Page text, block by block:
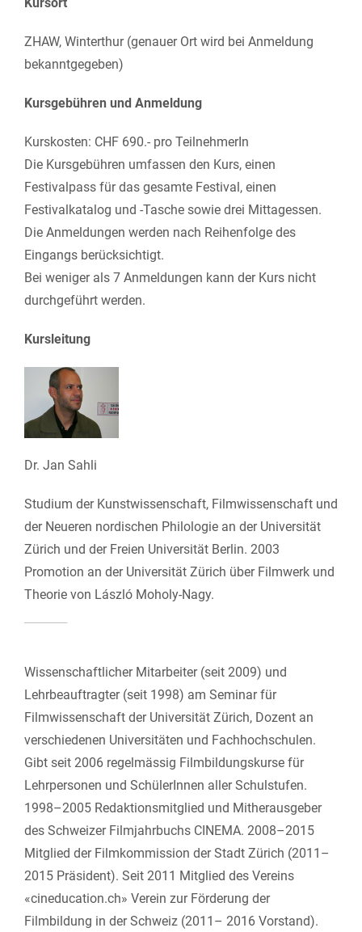
ZHAW, Winterthur (genauer Ort wird bei Anmeldung
bekanntgegeben)
Kursgebühren und Anmeldung
Kurskosten: CHF 690.- pro TeilnehmerIn
Die Kursgebühren umfassen den Kurs, einen
Festivalpass für das gesamte Festival, einen
Festivalkatalog und -Tasche sowie drei Mittagessen.
Die Anmeldungen werden nach Reihenfolge des
Eingangs berücksichtigt.
Bei weniger als 7 Anmeldungen kann der Kurs nicht
durchgeführt werden.
Kursleitung
Dr. Jan Sahli
Studium der Kunstwissenschaft, Filmwissenschaft und
der Neueren nordischen Philologie an der Universität
Zürich und der Freien Universität Berlin. 2003
Promotion an der Universität Zürich über Filmwerk und
Theorie von László Moholy-Nagy.
Wissenschaftlicher Mitarbeiter (seit 2009) und
Lehrbeauftragter (seit 1998) am Seminar für
Filmwissenschaft der Universität Zürich, Dozent an
verschiedenen Universitäten und Fachhochschulen.
Gibt seit 2006 regelmässig Filmbildungskurse für
Lehrpersonen und SchülerInnen aller Schulstufen.
1998–2005 Redaktionsmitglied und Mitherausgeber
des Schweizer Filmjahrbuchs CINEMA. 2008–2015
Mitglied der Filmkommission der Stadt Zürich (2011–
2015 Präsident). Seit 2011 Mitglied des Vereins
«cineducation.ch» Verein zur Förderung der
Filmbildung in der Schweiz (2011– 2016 Vorstand).